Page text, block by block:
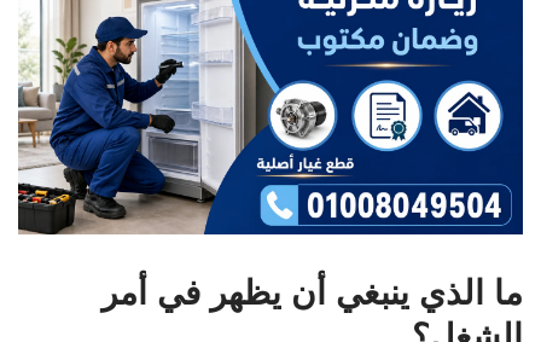
ما الذي ينبغي أن يظهر في أمر